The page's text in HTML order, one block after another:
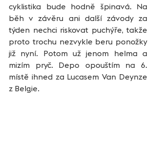
cyklistika bude hodně špinavá. Na
běh v závěru ani další závody za
týden nechci riskovat puchýře, takže
proto trochu nezvykle beru ponožky
již nyní. Potom už jenom helma a
mizím pryč. Depo opouštím na 6.
místě ihned za Lucasem Van Deynze
z Belgie.